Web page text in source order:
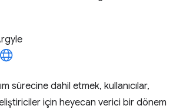
sürecine dahil etmek, kullanıcılar,
için heyecan verici bir dönem